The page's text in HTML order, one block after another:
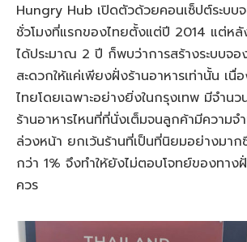
Hungry Hub เปิดตัวด้วยคอนเซ็ปต์ระบบ
ชั่วโมงที่แรกของไทยตั้งแต่ปี 2014 แต่หลั
ได้ประมาณ 2 ปี ก็พบว่าการสร้างระบบจอ
สะดวกให้แค่เพียงฝั่งร้านอาหารเท่านั้น เนื่
ไทยโดยเฉพาะอย่างยิ่งในกรุงเทพ มีจำนว
ร้านอาหารไหนที่ที่นั่งเต็มจนลูกค้ามีความจ
ล่วงหน้า ยกเว้นร้านที่เป็นที่นิยมอย่างมา
กว่า 1% จึงทำให้ยังไม่ตอบโจทย์ของทาง
ควร